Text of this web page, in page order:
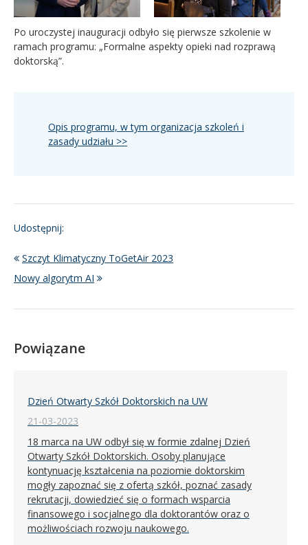
Po uroczystej inauguracji odbyło się pierwsze szkolenie w
ramach programu: „Formalne aspekty opieki nad rozprawą
doktorską”.
Opis programu, w tym organizacja szkoleń i
zasady udziału >>
Udostępnij:
Szczyt Klimatyczny ToGetAir 2023
Nowy algorytm AI
Powiązane
Dzień Otwarty Szkół Doktorskich na UW
21-03-2023
18 marca na UW odbył się w formie zdalnej Dzień
Otwarty Szkół Doktorskich. Osoby planujące
kontynuację kształcenia na poziomie doktorskim
mogły zapoznać się z ofertą szkół, poznać zasady
rekrutacji, dowiedzieć się o formach wsparcia
finansowego i socjalnego dla doktorantów oraz o
możliwościach rozwoju naukowego.